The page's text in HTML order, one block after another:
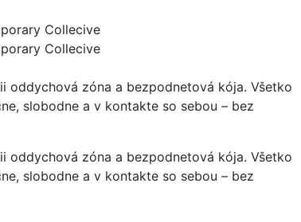
Collecive
Collecive
oddychová zóna a bezpodnetová kója. Všetko
slobodne a v kontakte so sebou – bez
oddychová zóna a bezpodnetová kója. Všetko
slobodne a v kontakte so sebou – bez